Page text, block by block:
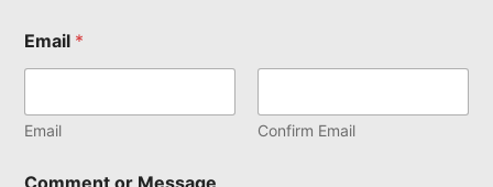
Email *
Email Confirm Email